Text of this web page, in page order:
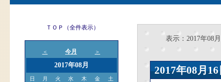
ＴＯＰ（全件表示）
＜ 今月 ＞
2017年08月
日 月 火 水 木 金 土
表示：2017年08月
2017年08